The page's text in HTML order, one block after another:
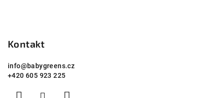
Kontakt
info@babygreens.cz
+420 605 923 225